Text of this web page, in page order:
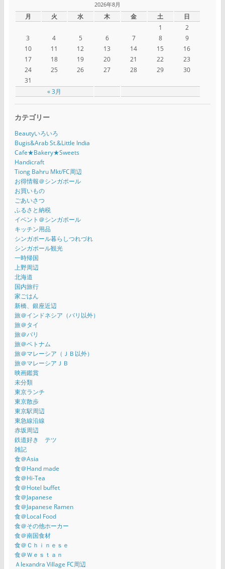
2026年8月
月 火 水 木 金 土 日
« 3月
1
2
3
4 5 6 7 8
9
10
11 12 13 14 15
16
17
18 19 20 21 22
23
24
25 26 27 28 29
30
31
カテゴリー
Beautyいろいろ
Bugis&Arab St.&Little India
Cafe★Bakery★Sweets
Handicraft
Tiong Bahru Mkt/FC周辺
お得情報＠シンガポール
お買いもの
ごあいさつ
ふるさと納税
イベント＠シンガポール
キッチン用品
シンガポール暮らしつれづれ
シンガポール観光
一時帰国
上野周辺
北海道
国内旅行
家ごはん
新橋、銀座近辺
旅＠インドネシア（バリ以外）
旅＠タイ
旅＠バリ
旅＠ベトナム
旅＠マレーシア（ＪＢ以外）
旅＠マレーシアＪＢ
映画鑑賞
未分類
東京ランチ
東京散歩
東京駅周辺
東急線沿線
赤坂周辺
鉄道好き テツ
雑記
食＠Asia
食＠Hand made
食＠Hi-Tea
食＠Hotel buffet
食＠Japanese
食＠Japanese Ramen
食＠Local Food
食＠その他ホーカー
食＠南国食材
食＠Ｃｈｉｎｅｓｅ
食＠Ｗｅｓｔａｎ
Ａlexandra Village FC周辺